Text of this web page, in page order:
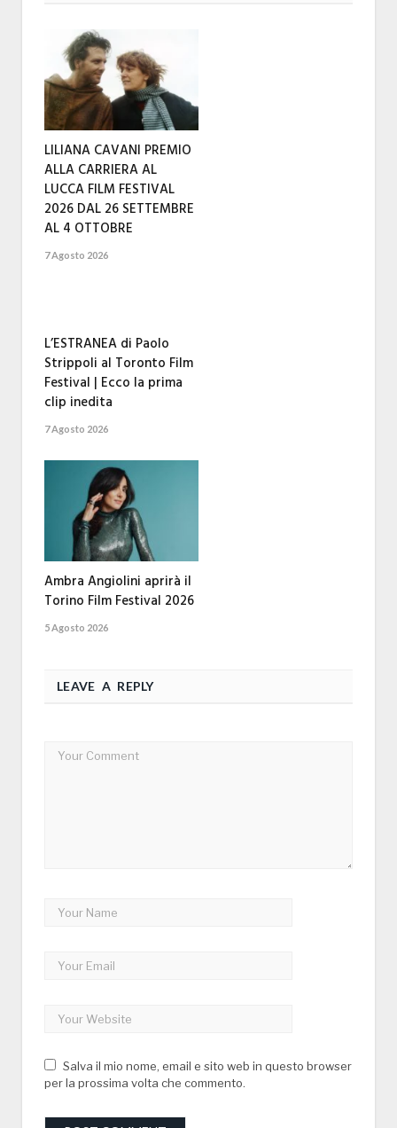
LILIANA CAVANI PREMIO
ALLA CARRIERA AL
LUCCA FILM FESTIVAL
2026 DAL 26 SETTEMBRE
AL 4 OTTOBRE
7 Agosto 2026
L’ESTRANEA di Paolo
Strippoli al Toronto Film
Festival | Ecco la prima
clip inedita
7 Agosto 2026
Ambra Angiolini aprirà il
Torino Film Festival 2026
5 Agosto 2026
LEAVE A REPLY
Salva il mio nome, email e sito web in questo browser
per la prossima volta che commento.